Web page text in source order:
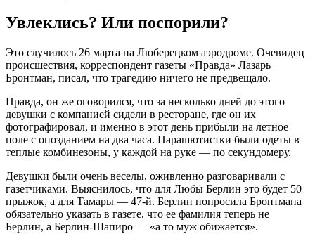
Увлеклись? Или поспорили?
Это случилось 26 марта на Люберецком аэродроме. Очевидец
происшествия, корреспондент газеты «Правда» Лазарь
Бронтман, писал, что трагедию ничего не предвещало.
Правда, он же оговорился, что за несколько дней до этого
девушки с компанией сидели в ресторане, где он их
фотографировал, и именно в этот день прибыли на летное
поле с опозданием на два часа. Парашютистки были одеты в
теплые комбинезоны, у каждой на руке — по секундомеру.
Девушки были очень веселы, оживленно разговаривали с
газетчиками. Выяснилось, что для Любы Берлин это будет 50
прыжок, а для Тамары — 47-й. Берлин попросила Бронтмана
обязательно указать в газете, что ее фамилия теперь не
Берлин, а Берлин-Шапиро — «а то муж обижается».